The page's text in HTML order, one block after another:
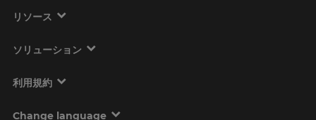
リソース
ソリューション
利用規約
Change language